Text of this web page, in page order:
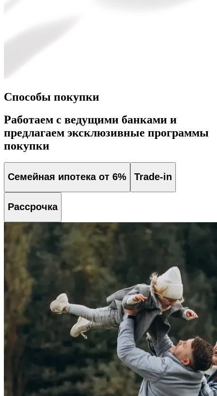
Способы покупки
Работаем с ведущими банками и
предлагаем эксклюзивные программы
покупки
Семейная ипотека от 6% Trade-in
Рассрочка